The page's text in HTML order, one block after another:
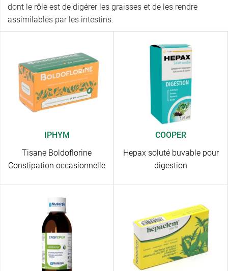
dont le rôle est de digérer les graisses et de les rendre
assimilables par les intestins.
IPHYM
Tisane Boldoflorine
Constipation occasionnelle
COOPER
Hepax soluté buvable pour
digestion